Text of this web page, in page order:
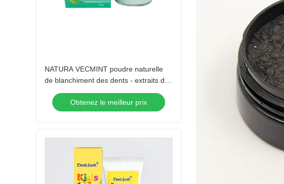
NATURA VECMINT poudre naturelle
de blanchiment des dents - extraits de
thé vert à base de plantes poudre de
blanchiment des soins buccaux (30g)
Obtenez le meilleur prix